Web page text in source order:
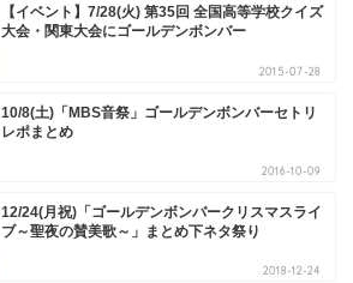
【イベント】7/28(火) 第35回 全国高等学校クイズ
大会・関東大会にゴールデンボンバー
2015-07-28
10/8(土)「MBS音祭」ゴールデンボンバーセトリ
レポまとめ
2016-10-09
12/24(月祝)「ゴールデンボンバークリスマスライ
ブ～聖夜の賛美歌～」まとめ下ネタ祭り
2018-12-24